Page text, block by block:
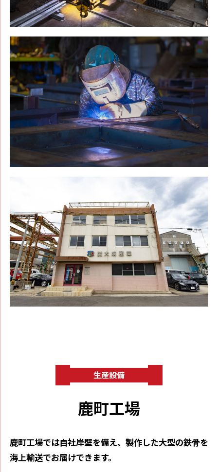
⽣産設備
⿅町⼯場
⿅町⼯場では⾃社岸壁を備え、製作した⼤型の鉄⾻を
海上輸送でお届けできます。